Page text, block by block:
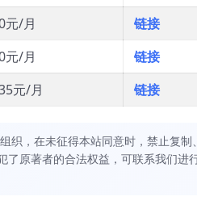
元/月
链接
元/月
链接
元/月 链接
织，在未征得本站同意时，禁止复制
了原著者的合法权益，可联系我们进